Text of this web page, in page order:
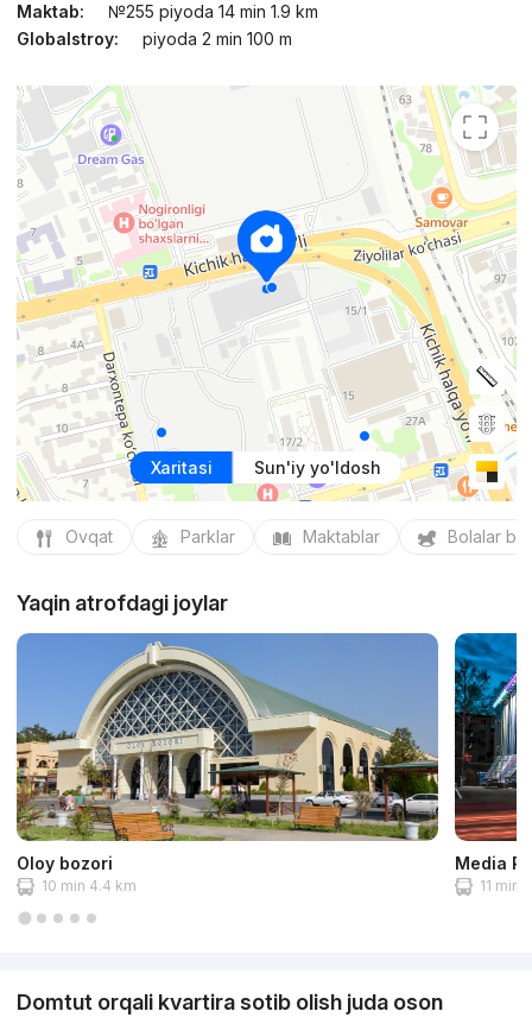
Maktab:
№255 piyoda 14 min 1.9 km
Globalstroy:
piyoda 2 min 100 m
Xaritasi Sun'iy yo'ldosh
Ovqat Parklar Maktablar Bolalar
Yaqin atrofdagi joylar
Oloy bozori
10 min 4.4 km
Media
11 min
Domtut orqali kvartira sotib olish juda oson